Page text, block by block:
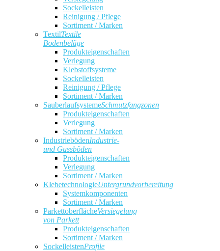
Sockelleisten
Reinigung / Pflege
Sortiment / Marken
TextilTextile
Bodenbeläge
Produkteigenschaften
Verlegung
Klebstoffsysteme
Sockelleisten
Reinigung / Pflege
Sortiment / Marken
SauberlaufsystemeSchmutzfangzonen
Produkteigenschaften
Verlegung
Sortiment / Marken
IndustriebödenIndustrie-
und Gussböden
Produkteigenschaften
Verlegung
Sortiment / Marken
KlebetechnologieUntergrundvorbereitung
Systemkomponenten
Sortiment / Marken
ParkettoberflächeVersiegelung
von Parkett
Produkteigenschaften
Sortiment / Marken
SockelleistenProfile